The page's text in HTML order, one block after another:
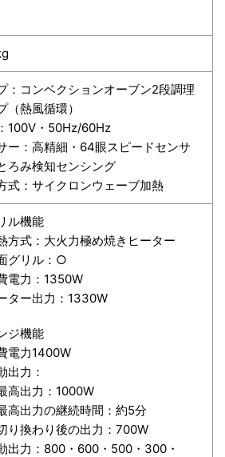
：コンベクションオーブン2段調理
（熱風循環）
100V・50Hz/60Hz
ー：高精細・64眼スピードセンサ
ろみ検知センシング
式：サイクロンウェーブ加熱
ル機能
方式：大火力極め焼きヒーター
グリル：○
電力：1350W
ター出力：1330W
ジ機能
電力1400W
出力：
出力：1000W
出力の継続時間：約5分
換わり後の出力：700W
出力：800・600・500・300・